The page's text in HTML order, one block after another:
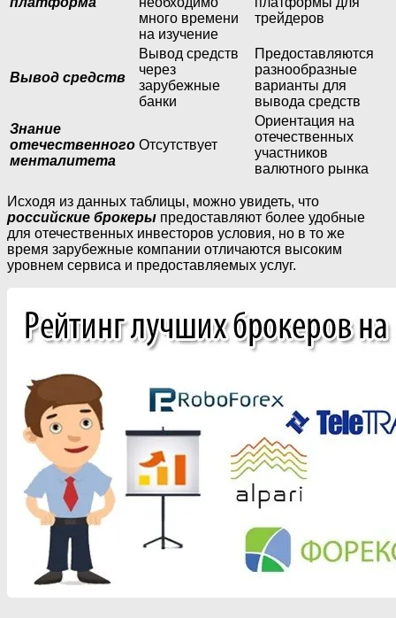
много времени
на изучение
трейдеров
Вывод средств
Вывод средств
через
зарубежные
банки
Предоставляются
разнообразные
варианты для
вывода средств
Знание
отечественного
менталитета
Отсутствует
Ориентация на
отечественных
участников
валютного рынка
Исходя из данных таблицы, можно увидеть, что
российские брокеры предоставляют более удобные
для отечественных инвесторов условия, но в то же
время зарубежные компании отличаются высоким
уровнем сервиса и предоставляемых услуг.